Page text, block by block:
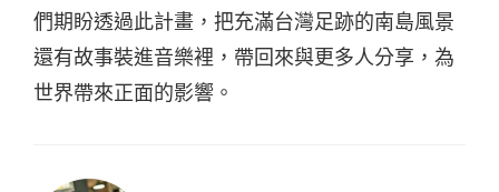
們期盼透過此計畫，把充滿台灣足跡的南島風景
還有故事裝進音樂裡，帶回來與更多人分享，為
世界帶來正面的影響。